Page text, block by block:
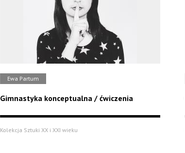
Ewa Partum
Gimnastyka konceptualna / ćwiczenia
Kolekcja Sztuki XX i XXI wieku